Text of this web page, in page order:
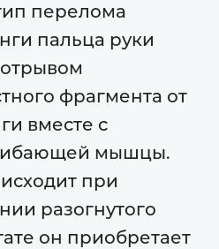
перелома
пальца руки
фрагмента от
вместе с
мышцы.
при
разогнутого
он приобретает